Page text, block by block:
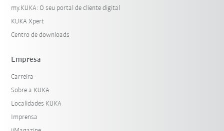
my.KUKA: O seu portal de cliente digital
KUKA Xpert
Centro de downloads
Empresa
Carreira
Sobre a KUKA
Localidades KUKA
Imprensa